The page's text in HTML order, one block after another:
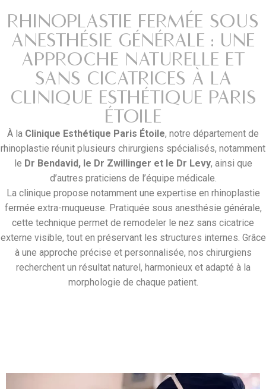
RHINOPLASTIE FERMÉE SOUS
ANESTHÉSIE GÉNÉRALE : UNE
APPROCHE NATURELLE ET
SANS CICATRICES À LA
CLINIQUE ESTHÉTIQUE PARIS
ÉTOILE
À la Clinique Esthétique Paris Étoile, notre département de
rhinoplastie réunit plusieurs chirurgiens spécialisés, notamment
le Dr Bendavid, le Dr Zwillinger et le Dr Levy, ainsi que
d’autres praticiens de l’équipe médicale.
La clinique propose notamment une expertise en rhinoplastie
fermée extra-muqueuse. Pratiquée sous anesthésie générale,
cette technique permet de remodeler le nez sans cicatrice
externe visible, tout en préservant les structures internes. Grâce
à une approche précise et personnalisée, nos chirurgiens
recherchent un résultat naturel, harmonieux et adapté à la
morphologie de chaque patient.